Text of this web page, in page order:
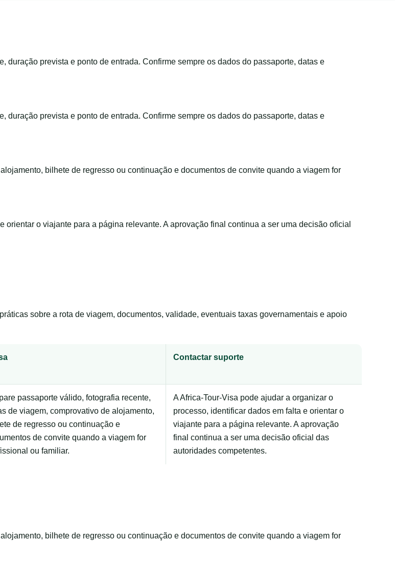
prevista e ponto de entrada. Confirme sempre os dados do passaporte, datas e
prevista e ponto de entrada. Confirme sempre os dados do passaporte, datas e
bilhete de regresso ou continuação e documentos de convite quando a viagem for
o viajante para a página relevante. A aprovação final continua a ser uma decisão oficial
sobre a rota de viagem, documentos, validade, eventuais taxas governamentais e apoio
Contactar suporte
passaporte válido, fotografia recente,
de viagem, comprovativo de alojamento,
de regresso ou continuação e
de convite quando a viagem for
ou familiar.
A Africa-Tour-Visa pode ajudar a organizar o
processo, identificar dados em falta e orientar o
viajante para a página relevante. A aprovação
final continua a ser uma decisão oficial das
autoridades competentes.
bilhete de regresso ou continuação e documentos de convite quando a viagem for